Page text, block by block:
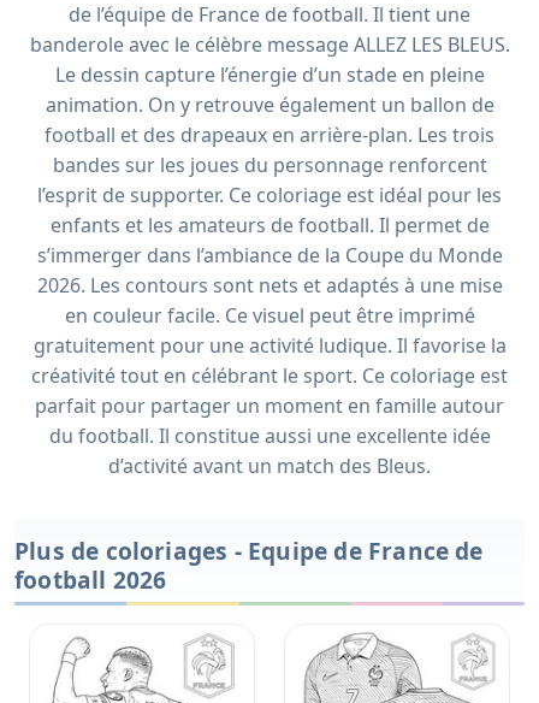
de l’équipe de France de football. Il tient une
banderole avec le célèbre message ALLEZ LES BLEUS.
Le dessin capture l’énergie d’un stade en pleine
animation. On y retrouve également un ballon de
football et des drapeaux en arrière-plan. Les trois
bandes sur les joues du personnage renforcent
l’esprit de supporter. Ce coloriage est idéal pour les
enfants et les amateurs de football. Il permet de
s’immerger dans l’ambiance de la Coupe du Monde
2026. Les contours sont nets et adaptés à une mise
en couleur facile. Ce visuel peut être imprimé
gratuitement pour une activité ludique. Il favorise la
créativité tout en célébrant le sport. Ce coloriage est
parfait pour partager un moment en famille autour
du football. Il constitue aussi une excellente idée
d’activité avant un match des Bleus.
Plus de coloriages - Equipe de France de
football 2026